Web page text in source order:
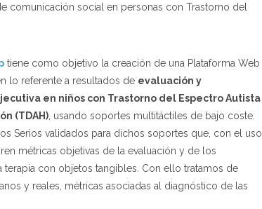
comunicación social en personas con Trastorno del
tiene como objetivo la creación de una Plataforma Web
lo referente a resultados de evaluación y
en niños con Trastorno del Espectro Autista
(TDAH), usando soportes multitáctiles de bajo coste.
Serios validados para dichos soportes que, con el uso
métricas objetivas de la evaluación y de los
con objetos tangibles. Con ello tratamos de
y reales, métricas asociadas al diagnóstico de las